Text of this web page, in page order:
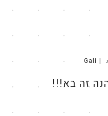
יוני
2023
Gali